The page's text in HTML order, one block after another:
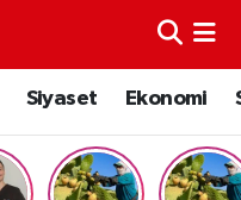
Siyaset Ekonomi